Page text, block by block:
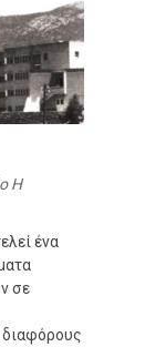
Η
ένα
σε
διαφόρους